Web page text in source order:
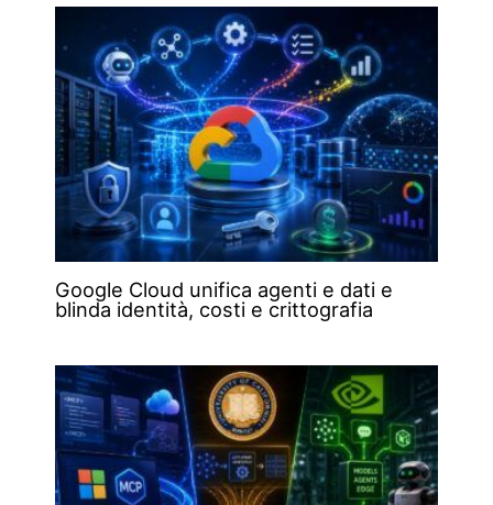
Google Cloud unifica agenti e dati e
blinda identità, costi e crittografia